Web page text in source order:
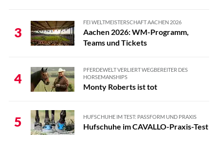
3
FEI WELTMEISTERSCHAFT AACHEN 2026
Aachen 2026: WM-Programm,
Teams und Tickets
4
PFERDEWELT VERLIERT WEGBEREITER DES
HORSEMANSHIPS
Monty Roberts ist tot
5 HUFSCHUHE IM TEST: PASSFORM UND PRAXIS
Hufschuhe im CAVALLO-Praxis-Test